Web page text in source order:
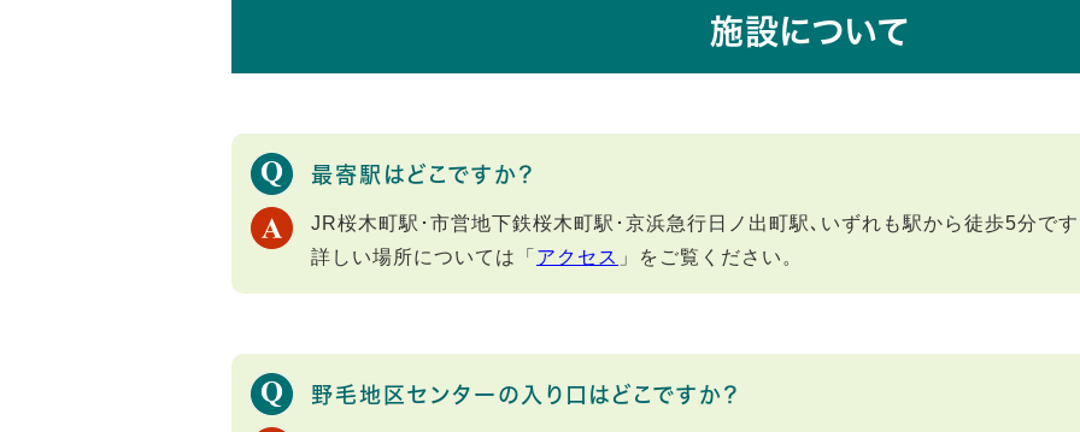
施設について
最寄駅はどこですか？
JR桜木町駅･市営地下鉄桜木町駅･京浜急行日ノ出町駅､いずれも駅から徒歩5分で
詳しい場所については「 アクセス 」をご覧ください。
野毛地区センターの入り口はどこですか？